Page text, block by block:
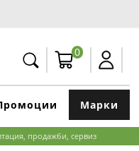
0
Марки
продажби, сервиз